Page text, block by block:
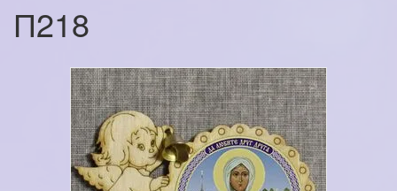
П218